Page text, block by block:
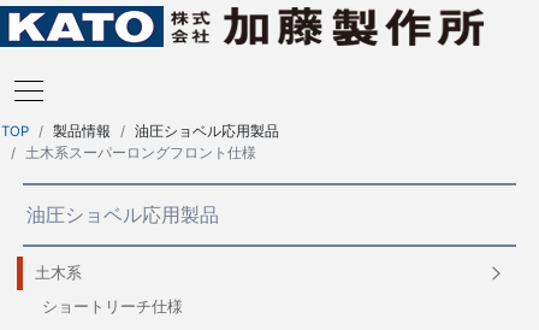
TOP 製品情報
油圧ショベル応用製品
土木系スーパーロングフロント仕様
油圧ショベル応用製品
土木系
ショートリーチ仕様